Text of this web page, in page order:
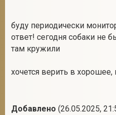
буду периодически
ответ! сегодня собаки не
там кружили
хочется верить в хорошее,
Добавлено (26.05.2025,